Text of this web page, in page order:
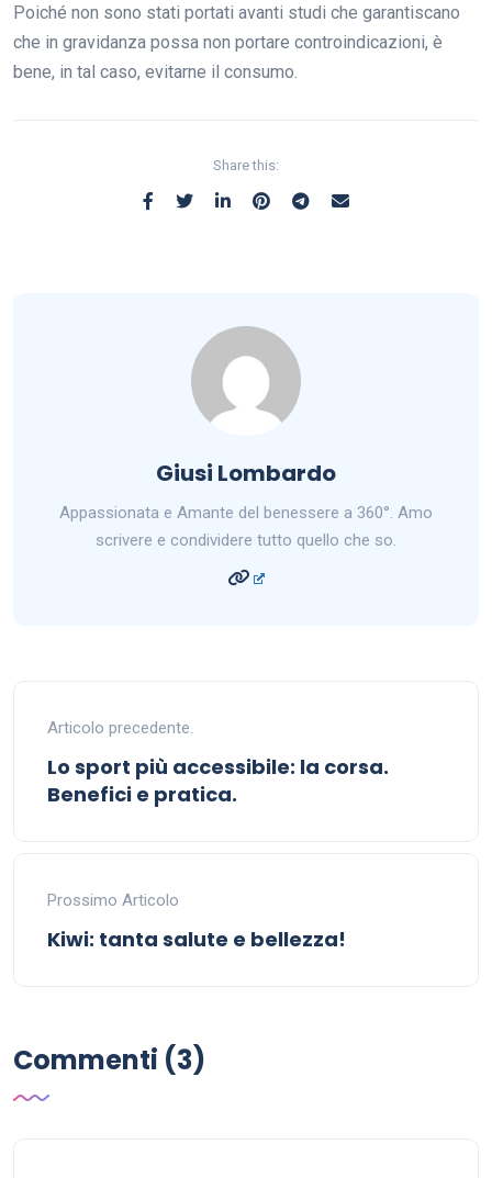
Poiché non sono stati portati avanti studi che garantiscano
che in gravidanza possa non portare controindicazioni, è
bene, in tal caso, evitarne il consumo.
Share this:
Giusi Lombardo
Appassionata e Amante del benessere a 360°. Amo
scrivere e condividere tutto quello che so.
Articolo precedente.
Lo sport più accessibile: la corsa.
Benefici e pratica.
Prossimo Articolo
Kiwi: tanta salute e bellezza!
Commenti (3)